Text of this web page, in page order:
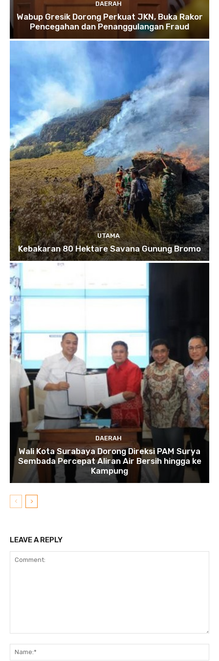
DAERAH
Wabup Gresik Dorong Perkuat JKN, Buka Rakor
Pencegahan dan Penanggulangan Fraud
UTAMA
Kebakaran 80 Hektare Savana Gunung Bromo
DAERAH
Wali Kota Surabaya Dorong Direksi PAM Surya
Sembada Percepat Aliran Air Bersih hingga ke
Kampung
LEAVE A REPLY